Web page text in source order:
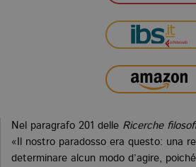
Nel paragrafo 201 delle Ricerche
«Il nostro paradosso era questo: una
determinare alcun modo d’agire,